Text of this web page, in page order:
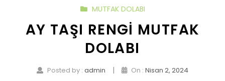
MUTFAK DOLABI
AY TAŞI RENGI MUTFAK
DOLABI
Posted by : admin | On : Nisan 2, 2024